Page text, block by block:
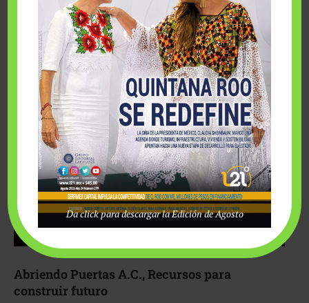
Fairmont Mayakoba y Make-A-Wish México unieron
esfuerzos para hacer realidad el deseo de una …
Abriendo Puertas A.C., Recursos para
construir futuro
Da click para descargar la Edición de Agosto